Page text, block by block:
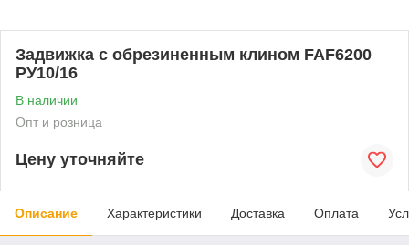
Задвижка с обрезиненным клином FAF6200
РУ10/16
В наличии
Опт и розница
Цену уточняйте
Описание Характеристики Доставка Оплата